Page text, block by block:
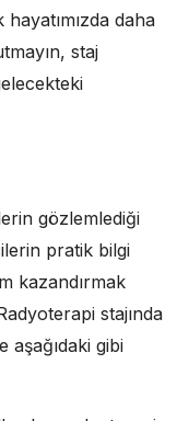
daha
staj
gözlemlediği
pratik bilgi
kazandırmak
stajında
aşağıdaki gibi